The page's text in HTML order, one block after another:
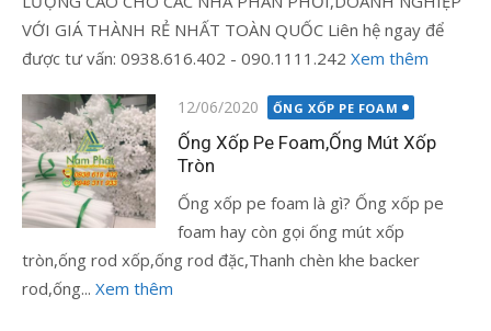
VỚI GIÁ THÀNH RẺ NHẤT TOÀN QUỐC Liên hệ ngay để
được tư vấn: 0938.616.402 - 090.1111.242 Xem thêm
Đăng
vào
12/06/2020 ỐNG XỐP PE FOAM
Ống Xốp Pe Foam,Ống Mút Xốp
Tròn
Ống xốp pe foam là gì? Ống xốp pe
foam hay còn gọi ống mút xốp
tròn,ống rod xốp,ống rod đặc,Thanh chèn khe backer
rod,ống... Xem thêm